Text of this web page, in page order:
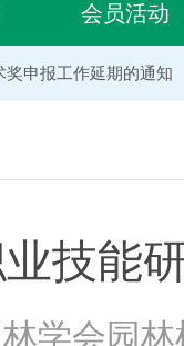
会员活动
人会员的通知
奖申报工作延期的通知
景园林优秀学子奖评
通知（2026年度）
项目立项名单的通知
技能
学会园